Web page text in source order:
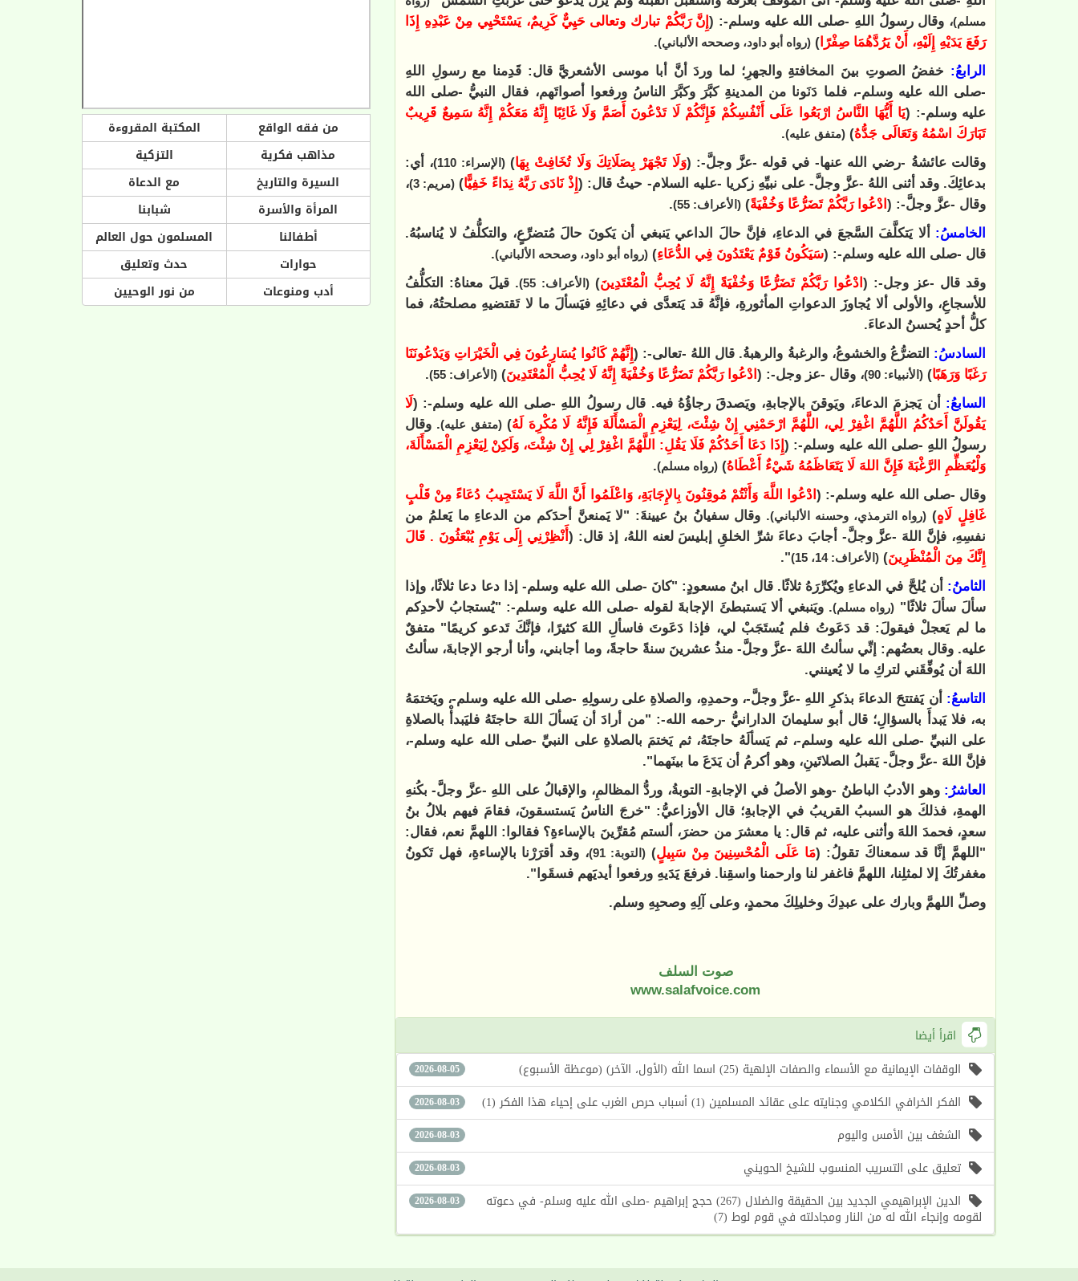
مسلم)، وقال رسولُ اللهِ -صلى الله عليه وسلم-: (إِنَّ رَبَّكُمْ تبارك وتعالى حَيِيٌّ كَرِيمٌ، ‌يَسْتَحْيِي مِنْ عَبْدِهِ إِذَا
رَفَعَ يَدَيْهِ إِلَيْهِ، أَنْ يَرُدَّهُمَا ‌صِفْرًا ) (رواه أبو داود، وصححه الألباني).
الرابعُ: خفضُ الصوتِ بينَ المخافتةِ والجهرِ؛ لما وردَ أنَّ أبا موسى الأشعريَّ قال: قَدِمنا مع رسولِ اللهِ
-صلى الله عليه وسلم-، فلما دَنَونا من المدينةِ كبَّرَ وكبَّرَ الناسُ ورفعوا أصواتَهم، فقال النبيُّ -صلى الله
عليه وسلم-: (يَا أَيُّهَا النَّاسُ ارْبَعُوا عَلَى أَنْفُسِكُمْ فَإِنَّكُمْ لَا تَدْعُونَ ‌أَصَمَّ ‌وَلَا غَائِبًا إِنَّهُ مَعَكُمْ إِنَّهُ سَمِيعٌ قَرِيبٌ
تَبَارَكَ اسْمُهُ وَتَعَالَى جَدُّهُ) (متفق عليه).
وقالت عائشةُ -رضي الله عنها- في قوله -عزَّ وجلَّ-: (وَلَا تَجْهَرْ بِصَلَاتِكَ وَلَا تُخَافِتْ بِهَا)(الإسراء: 110)
، أي:
بدعائِكَ. وقد أثنى اللهُ -عزَّ وجلَّ- على نبيِّهِ زكريا -عليه السلام- حيثُ قال: (إِذْ نَادَى رَبَّهُ نِدَاءً خَفِيًّا) (مريم: 3)
،
وقال -عزَّ وجلَّ-: ( ادْعُوا رَبَّكُمْ تَضَرُّعًا وَخُفْيَةً) (الأعراف: 55)
.
الخامسُ:
ألا يَتكلَّفَ السَّجعَ في الدعاءِ، فإنَّ حالَ الداعي يَنبغي أن يَكونَ حالَ مُتضرِّعٍ، والتكلُّفُ لا يُناسبُهُ.
قال -صلى الله عليه وسلم-: (‌سَيَكُونُ ‌قَوْمٌ ‌يَعْتَدُونَ ‌فِي ‌الدُّعَاءِ) (رواه أبو داود، وصححه الألباني).
وقد قال -عز وجل-: ( ادْعُوا رَبَّكُمْ تَضَرُّعًا وَخُفْيَةً إِنَّهُ لَا يُحِبُّ الْمُعْتَدِينَ)(الأعراف: 55)
. قيلَ معناهُ: التكلُّفُ
للأسجاعِ، والأولى ألا يُجاوزَ الدعواتِ المأثورةِ، فإنَّهُ قد يَتعدَّى في دعائِهِ فيَسألَ ما لا تَقتضيهِ مصلحتُهُ، فما
كلُّ أحدٍ يُحسنُ الدعاءَ.
السادسُ: التضرُّعُ والخشوعُ، والرغبةُ والرهبةُ. قال اللهُ -تعالى-: (إِنَّهُمْ كَانُوا يُسَارِعُونَ فِي الْخَيْرَاتِ وَيَدْعُونَنَا
رَغَبًا وَرَهَبًا) (الأنبياء: 90) ، وقال -عز وجل-: ( ادْعُوا رَبَّكُمْ تَضَرُّعًا وَخُفْيَةً إِنَّهُ لَا يُحِبُّ الْمُعْتَدِينَ) (الأعراف: 55)
.
السابعُ: أن يَجزمَ الدعاءَ، ويَوقنَ بالإجابةِ، ويَصدقَ رجاؤُهُ فيه. قال رسولُ اللهِ -صلى الله عليه وسلم-: (لَا
يَقُولَنَّ أَحَدُكُمُ اللَّهُمَّ اغْفِرْ لِي، اللَّهُمَّ ارْحَمْنِي إِنْ شِئْتَ، لِيَعْزِمِ الْمَسْأَلَةَ ‌فَإِنَّهُ ‌لَا ‌مُكْرِهَ ‌لَهُ)(متفق عليه). وقال
رسولُ اللهِ -صلى الله عليه وسلم-: (إِذَا دَعَا أَحَدُكُمْ فَلَا يَقُلِ: اللَّهُمَّ اغْفِرْ لِي إِنْ شِئْتَ، وَلَكِنْ لِيَعْزِمِ الْمَسْأَلَةَ،
وَلْيُعَظِّمِ الرَّغْبَةَ فَإِنَّ اللهَ لَا ‌يَتَعَاظَمُهُ ‌شَيْءٌ أَعْطَاهُ) (رواه مسلم).
وقال -صلى الله عليه وسلم-: ( ادْعُوا ‌اللَّهَ ‌وَأَنْتُمْ ‌مُوقِنُونَ ‌بِالإِجَابَةِ، وَاعْلَمُوا أَنَّ اللَّهَ لَا يَسْتَجِيبُ دُعَاءً مِنْ قَلْبٍ
غَافِلٍ لَاهٍ) (رواه الترمذي، وحسنه الألباني). وقال سفيانُ بنُ عيينةَ: "لا يَمنعنَّ أحدَكم من الدعاءِ ما يَعلمُ من
نفسِهِ، فإنَّ اللهَ -عزَّ وجلَّ- أجابَ دعاءَ شرِّ الخلقِ إبليسَ لعنه اللهُ، إذ قال: (أَنْظِرْنِي إِلَى يَوْمِ يُبْعَثُونَ . قَالَ
إِنَّكَ مِنَ الْمُنْظَرِينَ) (الأعراف: 14، 15)
".
الثامنُ: أن يُلحَّ في الدعاءِ ويُكرِّرَهُ ثلاثًا. قال ابنُ مسعودٍ: "كانَ -صلى الله عليه وسلم- إذا دعا دعا ثلاثًا، وإذا
سألَ سألَ ثلاثًا" (رواه مسلم). ويَنبغي ألا يَستبطئَ الإجابةَ لقوله -صلى الله عليه وسلم-: "يُستجابُ لأحدِكم
ما لم يَعجلْ فيقولَ: قد دَعَوتُ فلم يُستَجَبْ لي، فإذا دَعَوتَ فاسألِ اللهَ كثيرًا، فإنَّكَ تَدعو كريمًا" متفقٌ
عليه. وقال بعضُهم: إنِّي سألتُ اللهَ -عزَّ وجلَّ- منذُ عشرينَ سنةً حاجةً، وما أجابني، وأنا أرجو الإجابةَ، سألتُ
اللهَ أن يُوفِّقَني لتركِ ما لا يُعينني.
التاسعُ: أن يَفتتحَ الدعاءَ بذكرِ اللهِ -عزَّ وجلَّ-، وحمدِهِ، والصلاةِ على رسولِهِ -صلى الله عليه وسلم-، ويَختمَهُ
به، فلا يَبدأَ بالسؤالِ؛ قال أبو سليمانَ الدارانيُّ -رحمه الله-: "من أرادَ أن يَسألَ اللهَ حاجتَهُ فليَبدأْ بالصلاةِ
على النبيِّ -صلى الله عليه وسلم-، ثم يَسألَهُ حاجتَهُ، ثم يَختمَ بالصلاةِ على النبيِّ -صلى الله عليه وسلم-،
فإنَّ اللهَ -عزَّ وجلَّ- يَقبلُ الصلاتَينِ، وهو أكرمُ أن يَدَعَ ما بينَهما".
العاشرُ: وهو الأدبُ الباطنُ -وهو الأصلُ في الإجابةِ- التوبةُ، وردُّ المظالمِ، والإقبالُ على اللهِ -عزَّ وجلَّ- بكُنهِ
الهمةِ، فذلكَ هو السببُ القريبُ في الإجابةِ؛ قال الأوزاعيُّ: "خرجَ الناسُ يَستسقونَ، فقامَ فيهم بلالُ بنُ
سعدٍ، فحمدَ اللهَ وأثنى عليه، ثم قال: يا معشرَ من حضرَ، ألستم مُقرِّينَ بالإساءةِ؟ فقالوا: اللهمَّ نعم، فقال:
"اللهمَّ إنَّا قد سمعناكَ تقولُ: (مَا عَلَى الْمُحْسِنِينَ مِنْ سَبِيلٍ)(التوبة: 91)
، وقد أقرَرْنا بالإساءةِ، فهل تَكونُ
مغفرتُكَ إلا لمثلِنا، اللهمَّ فاغفر لنا وارحمنا واسقِنا. فرفعَ يَدَيهِ ورفعوا أيديَهم فسقَوا".
وصلِّ اللهمَّ وبارك على عبدِكَ وخليلِكَ محمدٍ، وعلى آلِهِ وصحبِهِ وسلم.
صوت السلف
www.salafvoice.com
اقرأ أيضا
2026-08-05 الوقفات الإيمانية مع الأسماء والصفات الإلهية (25) اسما الله (الأول، الآخر) (موعظة الأسبوع)
2026-08-03 الفكر الخرافي الكلامي وجنايته على عقائد المسلمين (1) أسباب حرص الغرب على إحياء هذا الفكر (1)
2026-08-03 الشغف بين الأمس واليوم
2026-08-03 تعليق على التسريب المنسوب للشيخ الحويني
2026-08-03 الدين الإبراهيمي الجديد بين الحقيقة والضلال (267) حجج إبراهيم -صلى الله عليه وسلم- في دعوته
لقومه وإنجاء الله له من النار ومجادلته في قوم لوط (7)
من فقه الواقع
المكتبة المقروءة
مذاهب فكرية
التزكية
السيرة والتاريخ
مع الدعاة
المرأة والأسرة
شبابنا
أطفالنا
المسلمون حول العالم
حوارات
حدث وتعليق
أدب ومنوعات
من نور الوحيين